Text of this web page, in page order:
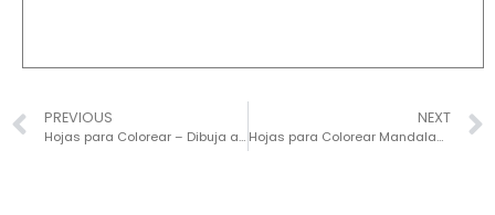
PREVIOUS
Hojas para Colorear – Dibuja a Venezuela
NEXT
Hojas para Colorear Mandalas de Animales